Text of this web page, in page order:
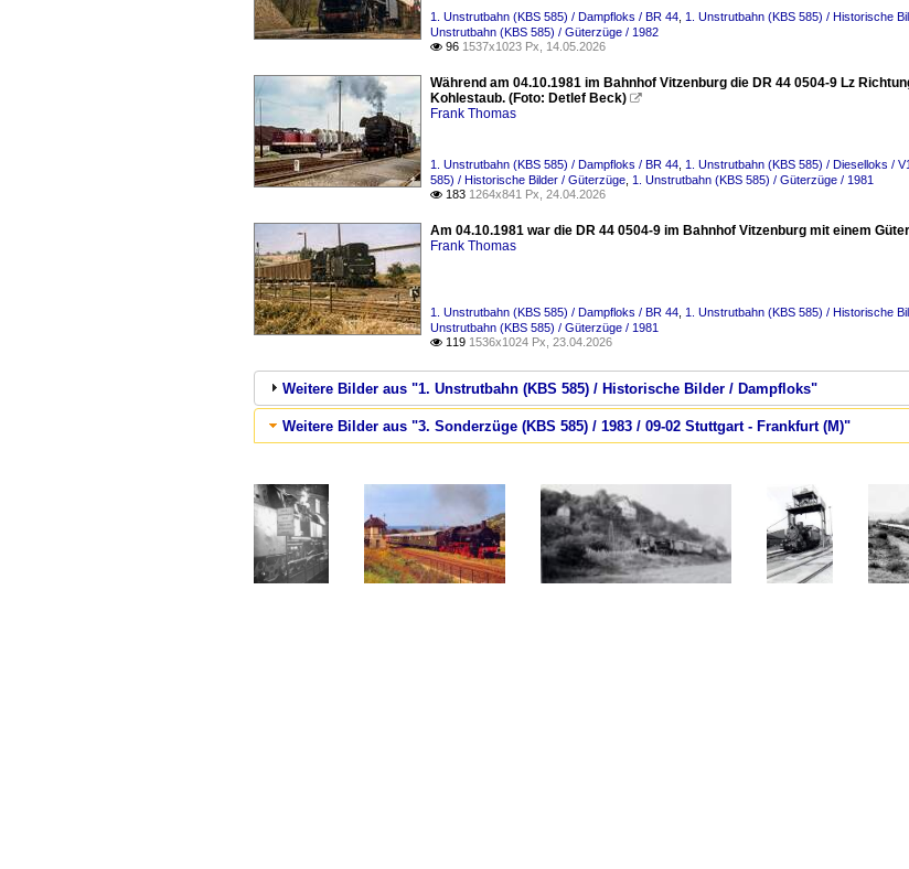
1. Unstrutbahn (KBS 585) / Dampfloks / BR 44 1. Unstrutbahn (KBS 585) / Historische
Unstrutbahn (KBS 585) / Güterzüge / 1982
 96 1537x1023 Px, 14.05.2026
Während am 04.10.1981 im Bahnhof Vitzenburg die DR 44 0504-9 Lz
Kohlestaub. (Foto: Detlef Beck) 
Frank Thomas
1. Unstrutbahn (KBS 585) / Dampfloks / BR 44 1. Unstrutbahn (KBS 585) / Dieselloks /
585) / Historische Bilder / Güterzüge 1. Unstrutbahn (KBS 585) / Güterzüge / 1981
 183 1264x841 Px, 24.04.2026
Am 04.10.1981 war die DR 44 0504-9 im Bahnhof Vitzenburg mit einem
Frank Thomas
1. Unstrutbahn (KBS 585) / Dampfloks / BR 44 1. Unstrutbahn (KBS 585) / Historische
Unstrutbahn (KBS 585) / Güterzüge / 1981
 119 1536x1024 Px, 23.04.2026
Weitere Bilder aus "1. Unstrutbahn (KBS 585) / Historische Bilder / Dampfloks"
Weitere Bilder aus "3. Sonderzüge (KBS 585) / 1983 / 09-02 Stuttgart - Frankfurt (M)"